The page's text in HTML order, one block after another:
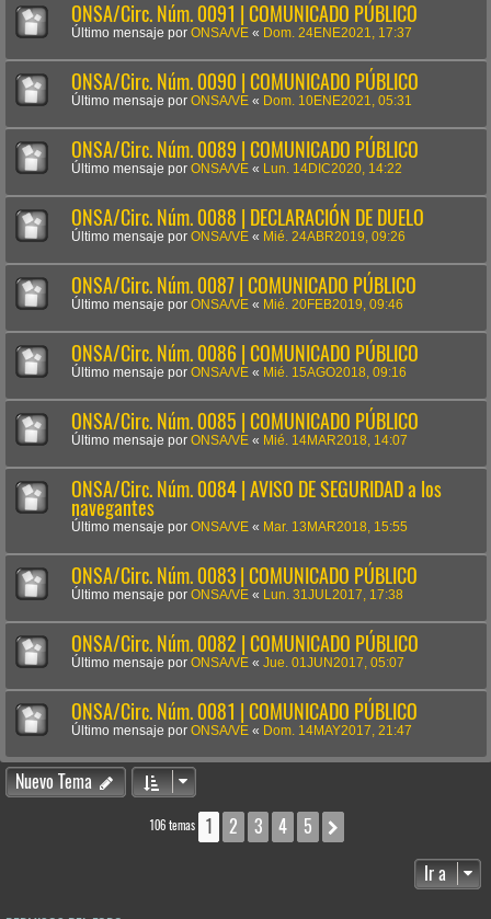
ONSA/Circ. Núm. 0091 | COMUNICADO PÚBLICO
Último mensaje por ONSA/VE « Dom. 24ENE2021, 17:37
ONSA/Circ. Núm. 0090 | COMUNICADO PÚBLICO
Último mensaje por ONSA/VE « Dom. 10ENE2021, 05:31
ONSA/Circ. Núm. 0089 | COMUNICADO PÚBLICO
Último mensaje por ONSA/VE « Lun. 14DIC2020, 14:22
ONSA/Circ. Núm. 0088 | DECLARACIÓN DE DUELO
Último mensaje por ONSA/VE « Mié. 24ABR2019, 09:26
ONSA/Circ. Núm. 0087 | COMUNICADO PÚBLICO
Último mensaje por ONSA/VE « Mié. 20FEB2019, 09:46
ONSA/Circ. Núm. 0086 | COMUNICADO PÚBLICO
Último mensaje por ONSA/VE « Mié. 15AGO2018, 09:16
ONSA/Circ. Núm. 0085 | COMUNICADO PÚBLICO
Último mensaje por ONSA/VE « Mié. 14MAR2018, 14:07
ONSA/Circ. Núm. 0084 | AVISO DE SEGURIDAD a los
navegantes
Último mensaje por ONSA/VE « Mar. 13MAR2018, 15:55
ONSA/Circ. Núm. 0083 | COMUNICADO PÚBLICO
Último mensaje por ONSA/VE « Lun. 31JUL2017, 17:38
ONSA/Circ. Núm. 0082 | COMUNICADO PÚBLICO
Último mensaje por ONSA/VE « Jue. 01JUN2017, 05:07
ONSA/Circ. Núm. 0081 | COMUNICADO PÚBLICO
Último mensaje por ONSA/VE « Dom. 14MAY2017, 21:47
Nuevo Tema
106 temas 1 2 3 4 5
Ir a